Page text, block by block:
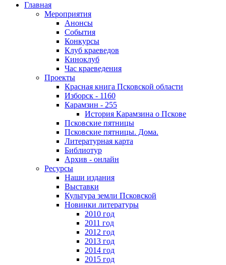
Главная
Мероприятия
Анонсы
События
Конкурсы
Клуб краеведов
Киноклуб
Час краеведения
Проекты
Красная книга Псковской области
Изборск - 1160
Карамзин - 255
История Карамзина о Пскове
Псковские пятницы
Псковские пятницы. Дома.
Литературная карта
Библиотур
Архив - онлайн
Ресурсы
Наши издания
Выставки
Культура земли Псковской
Новинки литературы
2010 год
2011 год
2012 год
2013 год
2014 год
2015 год